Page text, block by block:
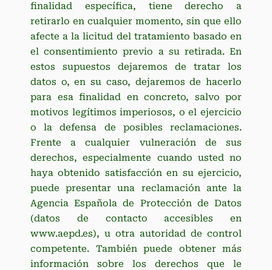
finalidad específica, tiene derecho a
retirarlo en cualquier momento, sin que ello
afecte a la licitud del tratamiento basado en
el consentimiento previo a su retirada. En
estos supuestos dejaremos de tratar los
datos o, en su caso, dejaremos de hacerlo
para esa finalidad en concreto, salvo por
motivos legítimos imperiosos, o el ejercicio
o la defensa de posibles reclamaciones.
Frente a cualquier vulneración de sus
derechos, especialmente cuando usted no
haya obtenido satisfacción en su ejercicio,
puede presentar una reclamación ante la
Agencia Española de Protección de Datos
(datos de contacto accesibles en
www.aepd.es), u otra autoridad de control
competente. También puede obtener más
información sobre los derechos que le